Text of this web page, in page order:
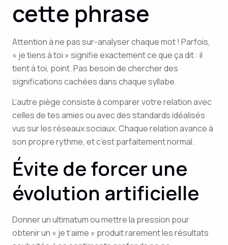
cette phrase
Attention à ne pas sur-analyser chaque mot ! Parfois,
« je tiens à toi » signifie exactement ce que ça dit : il
tient à toi, point. Pas besoin de chercher des
significations cachées dans chaque syllabe.
L’autre piège consiste à comparer votre relation avec
celles de tes amies ou avec des standards idéalisés
vus sur les réseaux sociaux. Chaque relation avance à
son propre rythme, et c’est parfaitement normal.
Évite de forcer une
évolution artificielle
Donner un ultimatum ou mettre la pression pour
obtenir un « je t’aime » produit rarement les résultats